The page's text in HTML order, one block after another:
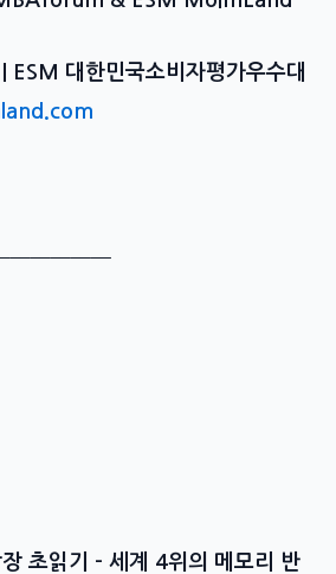
ESM 대한민국소비자평가우수대
초읽기
– 세계 4위의 메모리 반